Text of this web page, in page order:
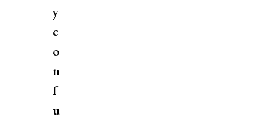
y
c
o
n
f
u